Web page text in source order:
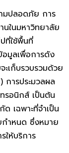
ปลอดภัย การ
ในมหาวิทยาลัย
ที่ใช้พื้นที่
อมูลเพื่อการดัง
ะเก็บรวบรวมด้วย
การประมวลผล
รอนิกส์ เป็นต้น
เฉพาะที่จำเป็น
กำหนด ซึ่งหมาย
ให้บริการ